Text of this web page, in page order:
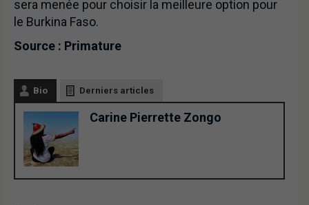
sera menée pour choisir la meilleure option pour
le Burkina Faso.
Source : Primature
Bio Derniers articles
Carine Pierrette Zongo